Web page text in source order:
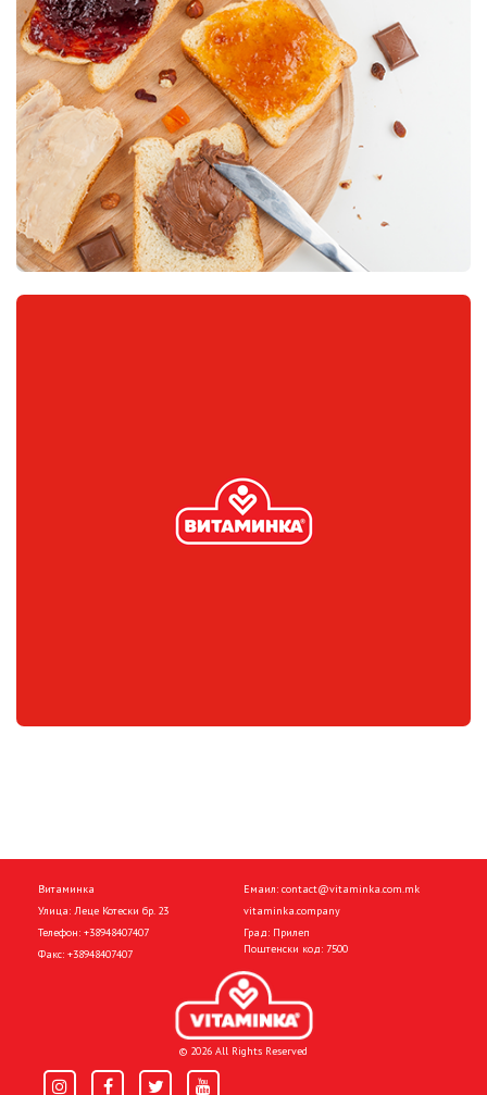
Витаминка
Улица: Леце Котески бр. 23
Телефон: +38948407407
Факс: +38948407407
Емаил: contact@vitaminka.com.mk
vitaminka.company
Град: Прилеп
Поштенски код: 7500
© 2026 All Rights Reserved